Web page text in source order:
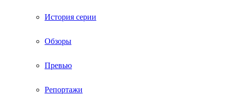
История серии
Обзоры
Превью
Репортажи